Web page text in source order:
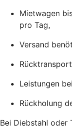
Mietwagen
pro Tag,
Versand
Leistungen
Rückholung
Bei Diebstahl oder